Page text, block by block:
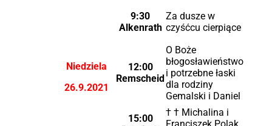
Niedziela
26.9.2021
9:30
Alkenrath
Za dusze w
czyśćcu cierpiące
12:00
Remscheid
O Boże
błogosławieństwo
i potrzebne łaski
dla rodziny
Gemalski i Daniel
15:00
† † Michalina i